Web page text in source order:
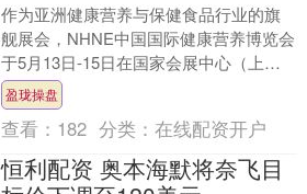
作为亚洲健康营养与保健食品行业的旗
舰展会，NHNE中国国际健康营养博览会
于5月13日-15日在国家会展中心（上
海）举行。本届展会紧扣国家战略脉
搏，精准把握市场变....
盈珑操盘
查看： 182 分类：在线配资开户
恒利配资 奥本海默将奈飞目